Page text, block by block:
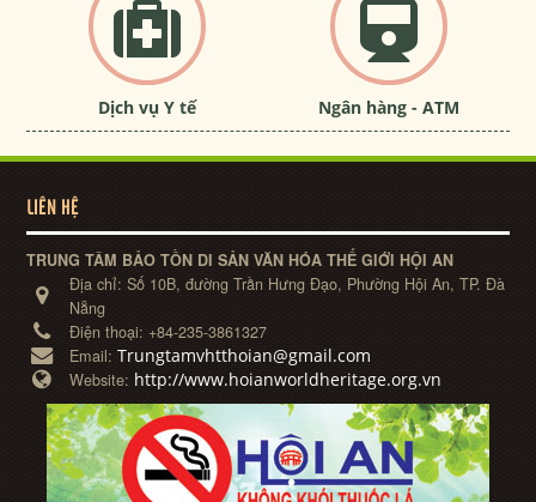
Dịch vụ Y tế Ngân hàng - ATM
LIÊN HỆ
TRUNG TÂM BẢO TỒN DI SẢN VĂN HÓA THẾ GIỚI HỘI AN
Địa chỉ:Số 10B, đường Trần Hưng Đạo, Phường Hội An, TP. Đà
Nẵng
Điện thoại: +84-235-3861327
Email:Trungtamvhtthoian@gmail.com
Website: http://www.hoianworldheritage.org.vn